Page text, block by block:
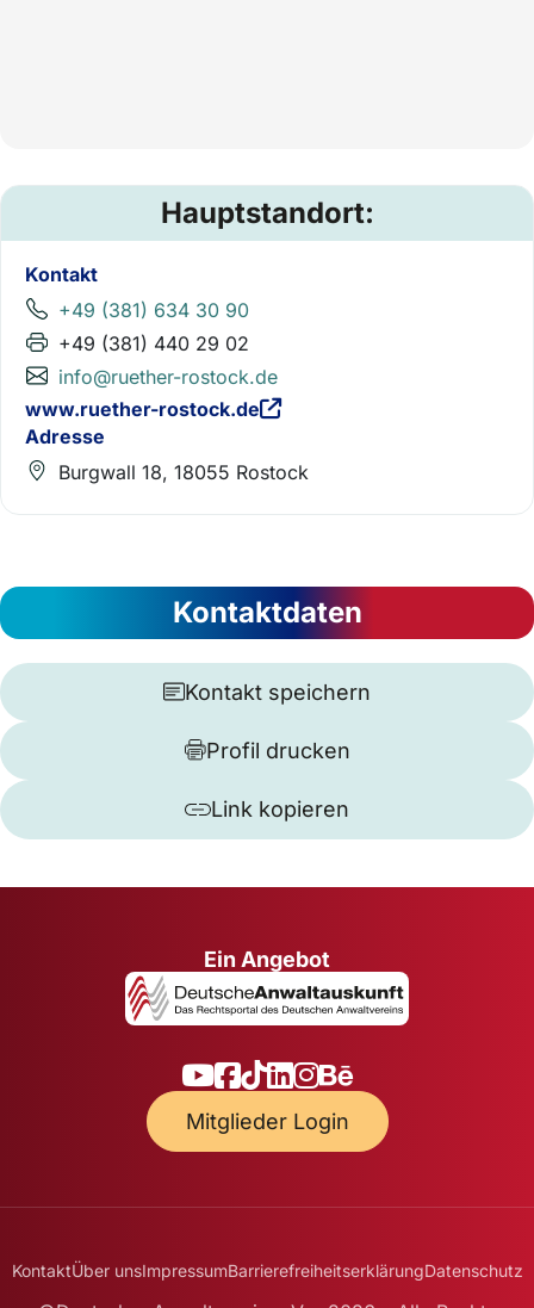
Hauptstandort:
Kontakt
+49 (381) 634 30 90
+49 (381) 440 29 02
info@ruether-rostock.de
www.ruether-rostock.de
Adresse
Burgwall 18, 18055 Rostock
Kontaktdaten
Kontakt speichern
Profil drucken
Link kopieren
Ein Angebot
Mitglieder Login
KontaktÜber unsImpressumBarrierefreiheitserklärungDatenschutz